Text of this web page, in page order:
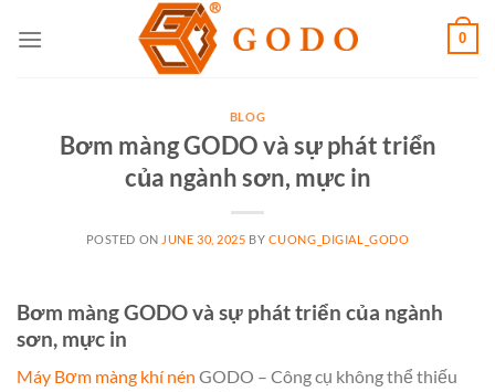
0
BLOG
Bơm màng GODO và sự phát triển
của ngành sơn, mực in
POSTED ON JUNE 30, 2025 BY CUONG_DIGIAL_GODO
Bơm màng GODO và sự phát triển của ngành
sơn, mực in
Máy Bơm màng khí nén GODO – Công cụ không thể thiếu